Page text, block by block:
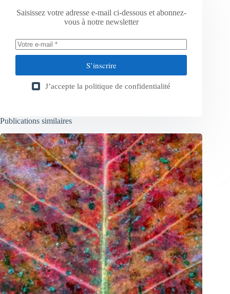
Saisissez votre adresse e-mail ci-dessous et abonnez-
vous à notre newsletter
S’inscrire
J’accepte la politique de confidentialité
Publications similaires